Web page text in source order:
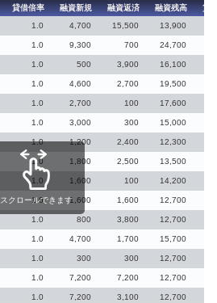
貸借倍率 融資新規 融資返済 融資残高
貸
1.0 4,700 15,500 13,900
1.0 9,300 700 24,700
1.0 500 3,900 16,100
1.0 4,600 2,700 19,500
1.0 2,700 100 17,600
1.0 3,000 300 15,000
1.0 1,200 2,400 12,300
1.0 1,800 2,500 13,500
1.0 1,600 100 14,200
1.0 1,600 1,600 12,700
1.0 800 3,800 12,700
1.0 4,700 1,700 15,700
1.0 300 300 12,700
1.0 7,200 7,200 12,700
1.0 7,200 3,100 12,700
スクロールできます